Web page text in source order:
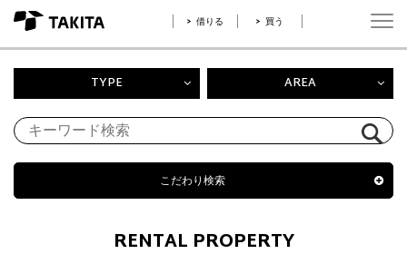
借りる 買う
TYPE AREA
こだわり検索
RENTAL PROPERTY